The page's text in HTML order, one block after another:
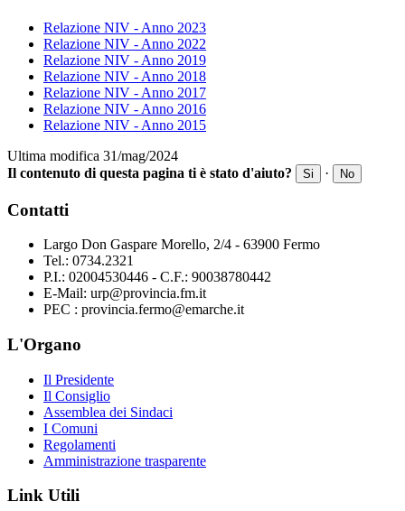
Relazione NIV - Anno 2023
Relazione NIV - Anno 2022
Relazione NIV - Anno 2019
Relazione NIV - Anno 2018
Relazione NIV - Anno 2017
Relazione NIV - Anno 2016
Relazione NIV - Anno 2015
Ultima modifica 31/mag/2024
Il contenuto di questa pagina ti è stato d'aiuto?
Si · No
Contatti
Largo Don Gaspare Morello, 2/4 - 63900 Fermo
Tel.: 0734.2321
P.I.: 02004530446 - C.F.: 90038780442
E-Mail: urp@provincia.fm.it
PEC : provincia.fermo@emarche.it
L'Organo
Il Presidente
Il Consiglio
Assemblea dei Sindaci
I Comuni
Regolamenti
Amministrazione trasparente
Link Utili